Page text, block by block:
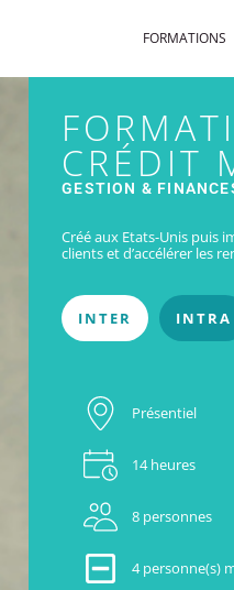
FORMATIONS
CRÉDIT
GESTION &
Créé aux Etats-Unis puis
clients et d’accélérer les
INTER INTRA
Présentiel
14 heures
8 personnes
4 personne(s)